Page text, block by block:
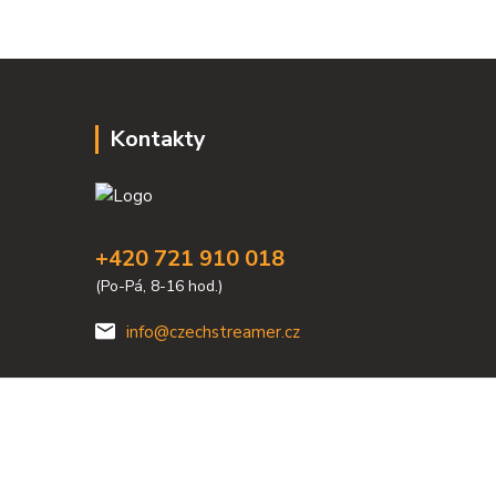
Kontakty
+420 721 910 018
(Po-Pá, 8-16 hod.)
info@czechstreamer.cz